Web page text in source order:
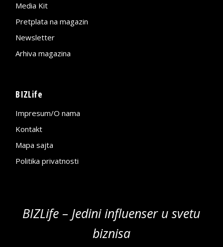
Media Kit
Pretplata na magazin
Newsletter
Arhiva magazina
BIZLife
Impresum/O nama
Kontakt
Mapa sajta
Politika privatnosti
BIZLife – Jedini influenser u svetu
biznisa